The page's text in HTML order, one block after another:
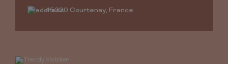
45320 Courtenay, France